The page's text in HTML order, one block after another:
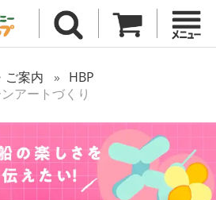
ご案内
HBP
アートづくり